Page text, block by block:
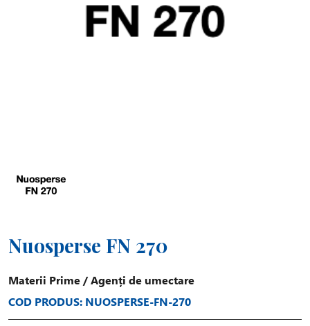
Nuosperse FN 270
Materii Prime /Agenți de umectare
COD PRODUS: NUOSPERSE-FN-270